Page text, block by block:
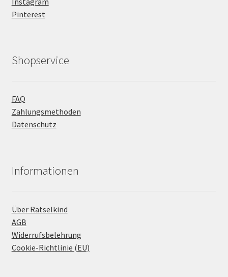
Pinterest
Shopservice
FAQ
Zahlungsmethoden
Datenschutz
Informationen
Über Rätselkind
AGB
Widerrufsbelehrung
Cookie-Richtlinie (EU)